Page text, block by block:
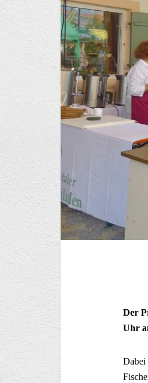
Der
Uhr
Dabei